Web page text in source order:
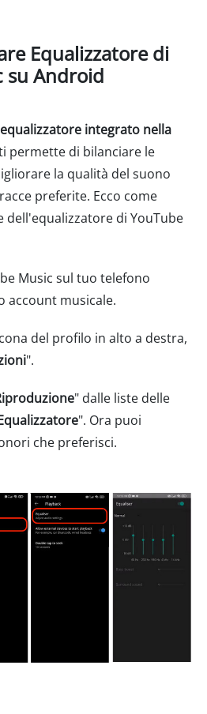
Equalizzatore di
su Android
integrato nella
permette di bilanciare le
la qualità del suono
preferite. Ecco come
di YouTube
Music sul tuo telefono
account musicale.
del profilo in alto a destra,
".
" dalle liste delle
". Ora puoi
che preferisci.